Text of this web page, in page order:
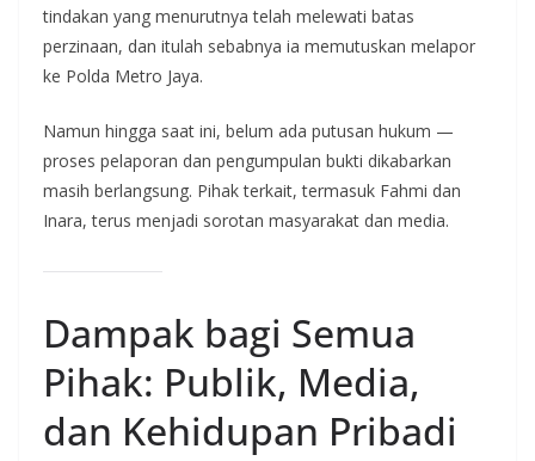
tindakan yang menurutnya telah melewati batas
perzinaan, dan itulah sebabnya ia memutuskan melapor
ke Polda Metro Jaya.
Namun hingga saat ini, belum ada putusan hukum —
proses pelaporan dan pengumpulan bukti dikabarkan
masih berlangsung. Pihak terkait, termasuk Fahmi dan
Inara, terus menjadi sorotan masyarakat dan media.
Dampak bagi Semua
Pihak: Publik, Media,
dan Kehidupan Pribadi